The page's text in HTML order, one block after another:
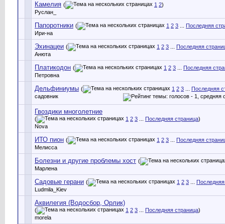
Камелия ( 1 2)
Руслан_
Папоротники ( 1 2 3
Последняя
Ири-на
Эхинацеи ( 1 2 3
Последняя
Анюта
Платикодон ( 1 2 3
Последняя
Петровна
Дельфиниумы ( 1 2 3
Последняя
садовник
Гвоздики многолетние
( 1 2 3 Последняя страница)
Nova
ИТО пион ( 1 2 3
Последняя
Мелисса
Болезни и другие проблемы хост (
Марлена
Садовые герани ( 1 2 3
Ludmila_Kiev
Аквилегия (Водосбор, Орлик)
( 1 2 3 Последняя страница)
morela